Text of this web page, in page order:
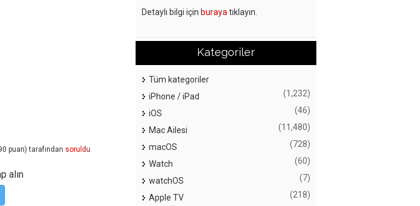
puan) tarafından soruldu
alın
Detaylı bilgi için buraya tıklayın.
Kategoriler
Tüm kategoriler
iPhone / iPad
(1,232)
iOS (46)
Mac Ailesi (11,480)
macOS (728)
Watch (60)
watchOS (7)
Apple TV (218)